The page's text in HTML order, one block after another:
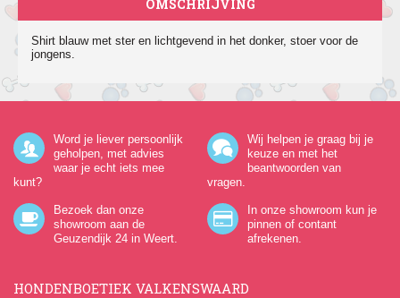
OMSCHRIJVING
Shirt blauw met ster en lichtgevend in het donker, stoer voor de
jongens.
Word je liever persoonlijk
geholpen, met advies
waar je echt iets mee
kunt?
Wij helpen je graag bij je
keuze en met het
beantwoorden van
vragen.
Bezoek dan onze
showroom aan de
Geuzendijk 24 in Weert.
In onze showroom kun je
pinnen of contant
afrekenen.
HONDENBOETIEK VALKENSWAARD